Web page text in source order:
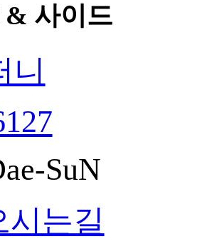
& 사이드
SuN
시는길